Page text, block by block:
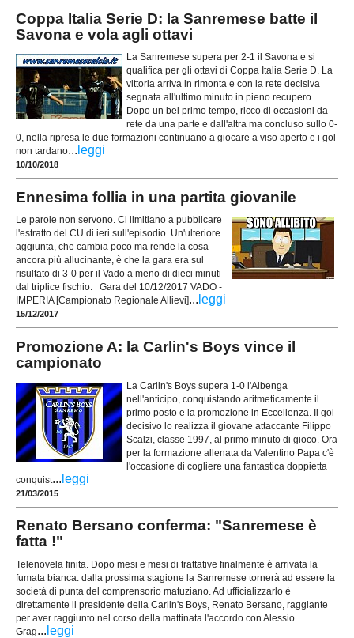
Coppa Italia Serie D: la Sanremese batte il
Savona e vola agli ottavi
La Sanremese supera per 2-1 il Savona e si
qualifica per gli ottavi di Coppa Italia Serie D. La
vittoria arriva in rimonta e con la rete decisiva
segnata all'ultimo minuto in pieno recupero.
Dopo un bel primo tempo, ricco di occasioni da
rete da una parte e dall'altra ma concluso sullo 0-
0, nella ripresa le due formazioni continuano a giocare a viso aperto e i gol
non tardano... leggi
10/10/2018
Ennesima follia in una partita giovanile
Le parole non servono. Ci limitiano a pubblicare
l'estratto del CU di ieri sull'episodio. Un'ulteriore
aggiunta, che cambia poco ma rende la cosa
ancora più allucinante, è che la gara era sul
risultato di 3-0 per il Vado a meno di dieci minuti
dal triplice fischio. Gara del 10/12/2017 VADO -
IMPERIA [Campionato Regionale Allievi]... leggi
15/12/2017
Promozione A: la Carlin's Boys vince il
campionato
La Carlin's Boys supera 1-0 l'Albenga
nell'anticipo, conquistando aritmeticamente il
primo posto e la promozione in Eccellenza. Il gol
decisivo lo realizza il giovane attaccante Filippo
Scalzi, classe 1997, al primo minuto di gioco. Ora
per la formazione allenata da Valentino Papa c'è
l'occasione di cogliere una fantastica doppietta
conquist... leggi
21/03/2015
Renato Bersano conferma: "Sanremese è
fatta !"
Telenovela finita. Dopo mesi e mesi di trattative finalmente è arrivata la
fumata bianca: dalla prossima stagione la Sanremese tornerà ad essere la
società di punta del comprensorio matuziano. Ad ufficializzarlo è
direttamente il presidente della Carlin's Boys, Renato Bersano, raggiante
per aver raggiunto nel corso della mattinata l'accordo con Alessio
Grag... leggi